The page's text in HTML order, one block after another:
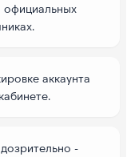
официальных
аккаунта
-